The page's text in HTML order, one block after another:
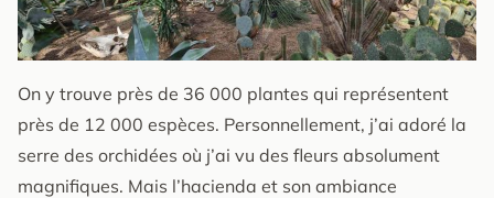
On y trouve près de 36 000 plantes qui représentent
près de 12 000 espèces. Personnellement, j’ai adoré la
serre des orchidées où j’ai vu des fleurs absolument
magnifiques. Mais l’hacienda et son ambiance